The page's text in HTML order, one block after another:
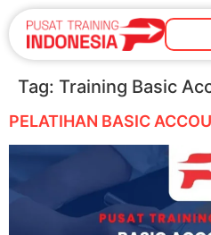
Tag: Training Basic
PELATIHAN BASIC